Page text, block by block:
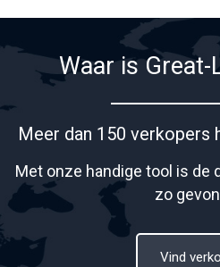
Waar is
Meer dan 150 verkopers
Met onze handige tool is
zo
Vind